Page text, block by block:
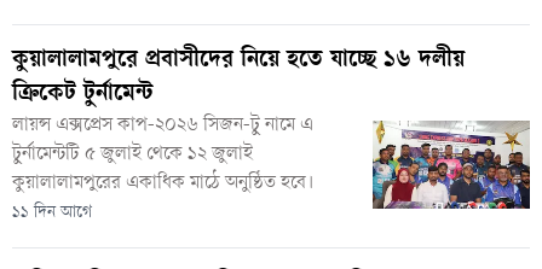
কুয়ালালামপুরে প্রবাসীদের নিয়ে হতে যাচ্ছে ১৬ দলীয়
ক্রিকেট টুর্নামেন্ট
লায়ন্স এক্সপ্রেস কাপ-২০২৬ সিজন-টু নামে এ
টুর্নামেন্টটি ৫ জুলাই থেকে ১২ জুলাই
কুয়ালালামপুরের একাধিক মাঠে অনুষ্ঠিত হবে।
১১ দিন আগে